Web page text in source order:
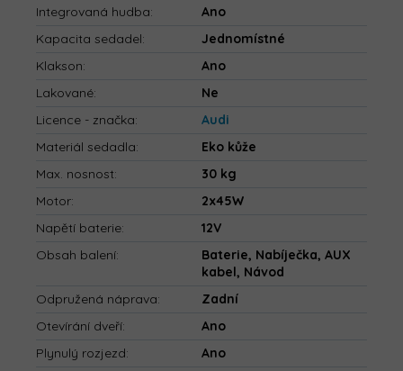
Integrovaná hudba:
Ano
Kapacita sedadel:
Jednomístné
Klakson:
Ano
Lakované:
Ne
Licence - značka:
Audi
Materiál sedadla:
Eko kůže
Max. nosnost:
30 kg
Motor:
2x45W
Napětí baterie:
12V
Obsah balení:
Baterie, Nabíječka, AUX
kabel, Návod
Odpružená náprava:
Zadní
Otevírání dveří:
Ano
Plynulý rozjezd:
Ano